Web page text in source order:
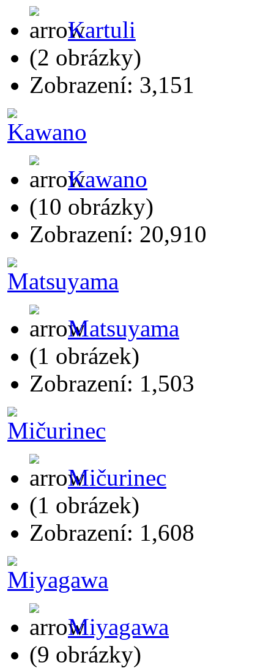
Kartuli
(2 obrázky)
Zobrazení: 3,151
Kawano
(10 obrázky)
Zobrazení: 20,910
Matsuyama
(1 obrázek)
Zobrazení: 1,503
Mičurinec
(1 obrázek)
Zobrazení: 1,608
Miyagawa
(9 obrázky)